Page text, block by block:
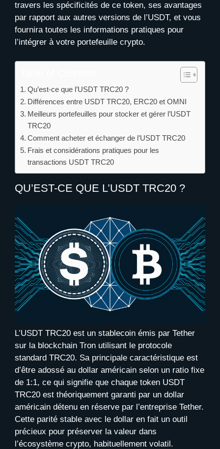
travers les spécificités de ce token, ses avantages
par rapport aux autres versions de l’USDT, et vous
fournira toutes les informations pratiques pour
l’intégrer à votre portefeuille crypto.
Qu’est-ce que l’USDT TRC20 ?
Différences entre USDT TRC20, ERC20 et OMNI
Meilleurs portefeuilles pour stocker et gérer l’USDT
TRC20
Comment acheter et échanger de l’USDT TRC20
Frais et considérations pratiques pour les
transactions USDT TRC20
QU’EST-CE QUE L’USDT TRC20 ?
L’USDT TRC20 est un stablecoin émis par Tether
sur la blockchain Tron utilisant le protocole
standard TRC20. Sa principale caractéristique est
d’être adossé au dollar américain selon un ratio fixe
de 1:1, ce qui signifie que chaque token USDT
TRC20 est théoriquement garanti par un dollar
américain détenu en réserve par l’entreprise Tether.
Cette parité stable avec le dollar en fait un outil
précieux pour préserver la valeur dans
l’écosystème crypto, habituellement volatil.